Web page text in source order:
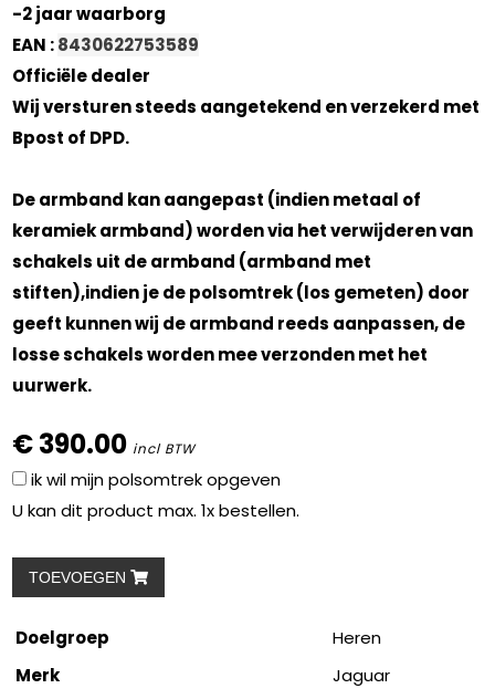
-2 jaar waarborg
EAN :8430622753589
Officiële dealer
Wij versturen steeds aangetekend en verzekerd met
Bpost of DPD.
De armband kan aangepast (indien metaal of
keramiek armband) worden via het verwijderen van
schakels uit de armband (armband met
stiften),indien je de polsomtrek (los gemeten) door
geeft kunnen wij de armband reeds aanpassen, de
losse schakels worden mee verzonden met het
uurwerk.
€ 390.00 incl BTW
ik wil mijn polsomtrek opgeven
U kan dit product max. 1x bestellen.
TOEVOEGEN
Doelgroep
Heren
Merk
Jaguar